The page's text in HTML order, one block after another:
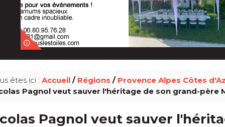
info_outline
êtes ici : Accueil/ Régions / Provence Alpes Côtes
Pagnol veut sauver l'héritage de son grand-père
Pagnol veut sauver